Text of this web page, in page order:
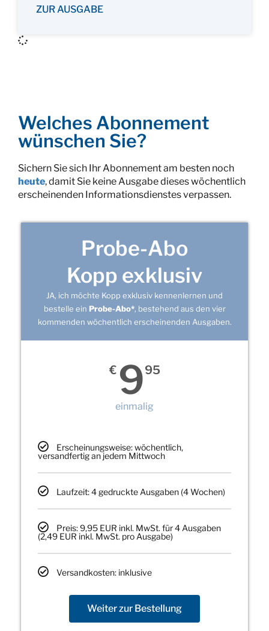
ZUR AUSGABE
Welches Abonnement
wünschen Sie?
Sichern Sie sich Ihr Abonnement am besten noch
heute, damit Sie keine Ausgabe dieses wöchentlich
erscheinenden Informationsdienstes verpassen.
Probe-Abo
Kopp exklusiv
JA, ich möchte Kopp exklusiv kennenlernen und
bestelle ein Probe-Abo*, bestehend aus den vier
kommenden wöchentlich erscheinenden Ausgaben.
€ 995
einmalig
Erscheinungsweise: wöchentlich,
versandfertig an jedem Mittwoch
Laufzeit: 4 gedruckte Ausgaben (4 Wochen)
Preis: 9,95 EUR inkl. MwSt. für 4 Ausgaben
(2,49 EUR inkl. MwSt. pro Ausgabe)
Versandkosten: inklusive
Weiter zur Bestellung